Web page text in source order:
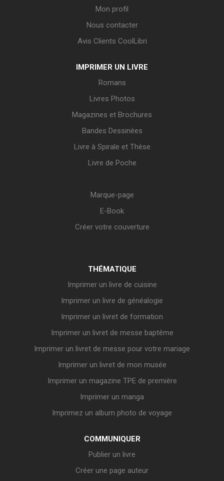
Mon profil
Nous contacter
Avis Clients CoolLibri
IMPRIMER UN LIVRE
Romans
Livres Photos
Magazines et Brochures
Bandes Dessinées
Livre à Spirale et Thèse
Livre de Poche
Marque-page
E-Book
Créer votre couverture
THÉMATIQUE
Imprimer un livre de cuisine
Imprimer un livre de généalogie
Imprimer un livret de formation
Imprimer un livret de messe baptême
Imprimer un livret de messe pour votre mariage
Imprimer un livret de mon musée
Imprimer un magazine TPE de première
Imprimer un manga
Imprimez un album photo de voyage
COMMUNIQUER
Publier un livre
Créer une page auteur